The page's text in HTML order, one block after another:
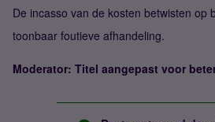
De incasso van de kosten betwisten op
toonbaar foutieve afhandeling.
Moderator: Titel aangepast voor